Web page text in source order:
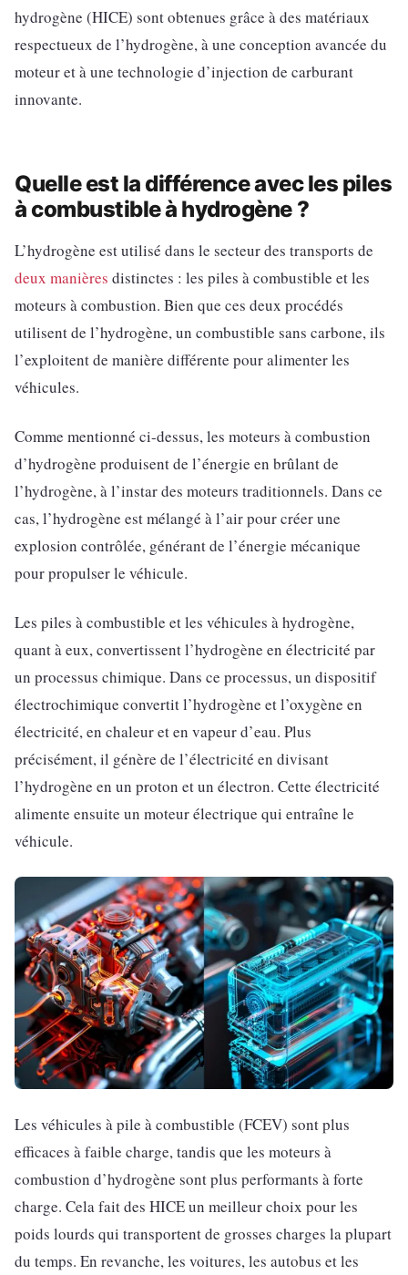
hydrogène (HICE) sont obtenues grâce à des matériaux
respectueux de l’hydrogène, à une conception avancée du
moteur et à une technologie d’injection de carburant
innovante.
Quelle est la différence avec les piles
à combustible à hydrogène ?
L’hydrogène est utilisé dans le secteur des transports de
deux manières distinctes : les piles à combustible et les
moteurs à combustion. Bien que ces deux procédés
utilisent de l’hydrogène, un combustible sans carbone, ils
l’exploitent de manière différente pour alimenter les
véhicules.
Comme mentionné ci-dessus, les moteurs à combustion
d’hydrogène produisent de l’énergie en brûlant de
l’hydrogène, à l’instar des moteurs traditionnels. Dans ce
cas, l’hydrogène est mélangé à l’air pour créer une
explosion contrôlée, générant de l’énergie mécanique
pour propulser le véhicule.
Les piles à combustible et les véhicules à hydrogène,
quant à eux, convertissent l’hydrogène en électricité par
un processus chimique. Dans ce processus, un dispositif
électrochimique convertit l’hydrogène et l’oxygène en
électricité, en chaleur et en vapeur d’eau. Plus
précisément, il génère de l’électricité en divisant
l’hydrogène en un proton et un électron. Cette électricité
alimente ensuite un moteur électrique qui entraîne le
véhicule.
Les véhicules à pile à combustible (FCEV) sont plus
efficaces à faible charge, tandis que les moteurs à
combustion d’hydrogène sont plus performants à forte
charge. Cela fait des HICE un meilleur choix pour les
poids lourds qui transportent de grosses charges la plupart
du temps. En revanche, les voitures, les autobus et les